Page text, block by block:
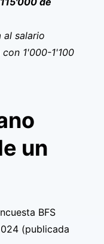
al salario
con 1'000-1'100
un
BFS
(publicada